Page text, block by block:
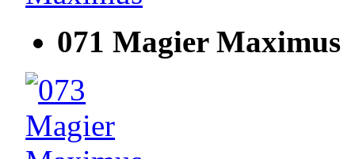
071 Magier Maximus